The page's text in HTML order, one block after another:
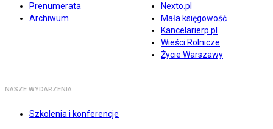
Prenumerata
Archiwum
Nexto.pl
Mała księgowość
Kancelarierp.pl
Wieści Rolnicze
Życie Warszawy
NASZE WYDARZENIA
Szkolenia i konferencje